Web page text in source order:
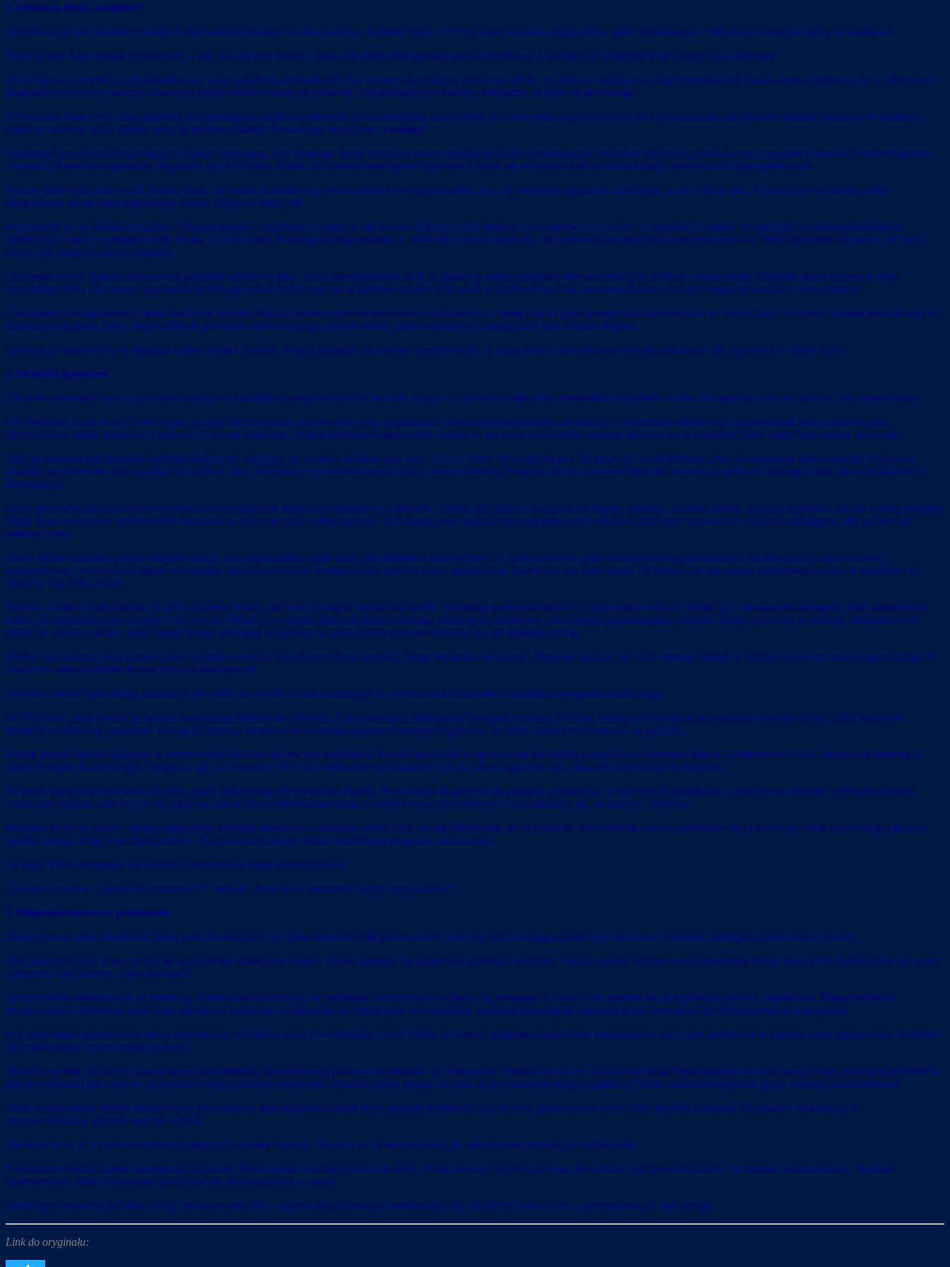
1. Odmowa bycia „frajerem”
Niewiele pojęć jest bardziej centralnych dla izraelskiej kultury niż idea niebycia „frajerem” (frier
, פראייר), której korzenie sięgają jidysz, gdzie określano tak osobę łatwowierną lub łatwą do oszukania.
Frajer to ktoś, kogo można wykorzystać – ktoś, kto ufa zbyt mocno, czeka zbyt długo albo pozwala innym decydować o swoim losie. Izraelczycy nie znoszą bycia frajerami.
Ten kulturowy instynkt został ukształtowany przez pokolenia doświadczeń. Raz za razem Izraelczycy przekonywali się, że obietnice składane na międzynarodowych forach często rozpływają się w zderzeniu z
geopolityczną rzeczywistością. Gwarancje bezpieczeństwa mogą się zmieniać. Administracje przychodzą i odchodzą. Sojusze się przesuwają.
W rezultacie Izraelczycy mają tendencję do postrzegania międzynarodowych porozumień jako użytecznych, lecz niewystarczających. Nawet jeśli porozumienie amerykańsko-irańskie tymczasowo zmniejszy
napięcia, niewielu Izraelczyków uzna, że problem zniknął. Zamiast tego będą pytać: co dalej?
Najbardziej prawdopodobną reakcją nie będzie rezygnacja, lecz adaptacja. Izrael niemal na pewno pogłębi działania wywiadowcze, rozbuduje zdolności cybernetyczne, przyspieszy innowacje technologiczne,
wzmocni partnerstwa regionalne i dopracuje opcje militarne. Każda luka pozostawiona przez dyplomację stanie się wyzwaniem do pokonania dzięki pomysłowości i przygotowaniu.
Pytanie, które zada sobie wielu Izraelczyków, nie będzie brzmiało, czy porozumienie rozwiązuje problem, lecz czy nie byliby głupcami, zakładając, że tak właśnie jest. A Izraelczycy od dziesięcioleci
udowadniają, że nie mają najmniejszej ochoty odgrywać takiej roli.
Przypomina mi się historia początków Żelaznej Kopuły, niegdyś uznawanej za cud światowej klasy, a dziś będącej czymś niemal oczywistym w izraelskich realiach. Na początku lat dziewięćdziesiątych
Mordechaj Josipow wyemigrował do Izraela z Uzbekistanu. Pewnego letniego poranka w 2004 roku czekał na kuzyna, który odwoził swojego wnuka do przedszkola w Sderot (kilometr od granicy ze Strefą
Gazy), gdy nagle doszło do eksplozji.
Uderzenie rakiety Hamasu pozostawiło pośrodku asfaltowej ulicy, przed przedszkolem Lilach, w dzielnicy niskiej zabudowy mieszkaniowej, lej wielkości dużej patelni. Odłamki metalu przeszyły ciała
trzyletniego Afika Zahaviego i jego matki Ruthie, gdy około ósmej rano szli w kierunku szkoły. Afik zmarł w drodze do szpitala, natomiast Ruthie przeżyła i mogła opowiedzieć swoją historię.
Czterdziestodziewięcioletni dziadek Ilanit oraz trzyletni Afik byli pierwszymi ofiarami rakiet wystrzelonych w stronę Izraela przez palestyńskich bojowników ze Strefy Gazy. Ich śmierć skłoniła izraelski rząd do
rozpoczęcia projektu, który doprowadził do powstania innowacyjnego systemu obrony przeciwrakietowej znanego dziś jako Żelazna Kopuła.
Izraelczycy odmówili bycia frajerami wobec działań Hamasu. Podjęli działania, by zmienić rzeczywistość, i z takim samym zdecydowaniem będą podchodzić do zagrożenia ze strony Iranu.
2. Izraelski optymizm
Dla osób z zewnątrz Izraelczycy często wydają się zaskakująco optymistyczni jak na ludzi żyjących w jednym z najbardziej niestabilnych regionów świata. Ich optymizm nie jest naiwny. Jest wypracowany.
Od 1948 roku Izrael stoczył wiele wojen, przyjął fale terroryzmu, przetrwał kryzysy gospodarcze, doświadczył dyplomatycznej izolacji i wielokrotnie mierzył się z zagrożeniami, które zdaniem wielu
obserwatorów mogły przytłoczyć państwo. A jednak Izrael trwa. Każde pokolenie Izraelczyków dorasta w otoczeniu przykładów pozornie niemożliwych przeszkód, które ostatecznie zostały pokonane.
Nikt nie uosabiał tego sposobu myślenia bardziej niż nieżyjący już wybitny izraelski mąż stanu Szimon Peres. W swojej książce No Room for Small Dreams („Nie ma miejsca na małe marzenia”) opisywał
izraelski optymizm nie jako myślenie życzeniowe, lecz jako praktyczny sposób mierzenia się z rzeczywistością. Wskazywał trzy kluczowe składniki: kreatywne myślenie, odwagę brania odpowiedzialności i
determinację.
Izrael narodził się dzięki niekonwencjonalnym rozwiązaniom niekonwencjonalnych problemów. Założyciele państwa odziedziczyli bagna, pustynie, skromne zasoby, wrogich sąsiadów i niemal zerowy margines
błędu. Konwencjonalne myślenie było luksusem, na który nie mogli sobie pozwolić. Gdy bagna pełne malarii zagrażały pierwszym osiedlom, pionierzy sprowadzili z Australii eukaliptusy, aby pochłaniały
nadmiar wody.
Nawet słynne izraelskie pojęcie balagan (trwały stan nieporządku) często służy jako inkubator kreatywności. W społeczeństwie, gdzie struktury bywają niedoskonałe, ludzie uczą się improwizować,
dostosowywać i wynajdywać nowe rozwiązania. Jeśli porozumienie dyplomatyczne stworzy nowe ograniczenia, Izraelczycy nie zaakceptują ich biernie. Zaczną szukać niekonwencjonalnych sposobów ich
obejścia. Tak było zawsze.
Izraelska kultura często zakłada, że jeśli coś trzeba zrobić, ktoś musi wystąpić naprzód i to zrobić. Tendencję tę można dostrzec w całym społeczeństwie. Widać ją w ekosystemie startupów, który niezmiennie
należy do najbardziej innowacyjnych na świecie. Widać ją w wojsku, gdzie od młodszych rangą oczekuje się inicjatywy, a nie ślepego przestrzegania procedur. Widać ją również w ruchach młodzieżowych,
takich jak izraelscy skauci, gdzie młodzi ludzie otrzymują wyjątkowo wysoki poziom odpowiedzialności już od najmłodszych lat.
Efektem jest kultura, która rzadko czeka na idealne warunki. Izraelczycy mogą narzekać. Mogą bez końca się spierać. Mogą nie zgadzać się co do strategii. Jednak w obliczu wyzwania zazwyczaj zakładają, że
ostateczna odpowiedzialność spoczywa na nich samych.
Niewiele historii lepiej oddaje izraelską wytrwałość niż wysiłki Peresa zmierzające do stworzenia fundamentów izraelskiego programu nuklearnego.
W 1956 roku, jako dyrektor generalny izraelskiego Ministerstwa Obrony, Peres pomagał koordynować kampanię synajską. Podczas spotkań z francuskimi urzędnikami dostrzegł okazję, którą większość
uznałaby za nierealną: przekonać Francję do pomocy Izraelowi w stworzeniu programu energetyki jądrowej. Ku jego zaskoczeniu Francuzi się zgodzili.
Jednak przekształcenie tej zgody w rzeczywistość okazało się znacznie trudniejsze. Projekt spotkał się ze sprzeciwem izraelskich przywódców, obawami Stanów Zjednoczonych oraz intensywną kontrolą ze
strony Związku Radzieckiego. Następnie, gdy we wrześniu 1957 roku ostateczne porozumienie było już na wyciągnięcie ręki, francuski rząd zaczął się rozpadać.
Po latach negocjacji brakowało już tylko zgody politycznego kierownictwa Francji. Peres biegał od gabinetu do gabinetu, przekonując sceptycznych urzędników i gorączkowo zbierając niezbędne podpisy,
zanim rząd upadnie. Gdy kryzys się pogłębiał, nawet Dawid Ben Gurion uznał, że misja Peresa najprawdopodobniej zakończy się „na niczym”. Mylił się.
Peresowi udało się zdobyć zgodę ustępującego premiera dosłownie w ostatniej chwili. Chociaż rząd faktycznie już się rozpadał, porozumienie celowo podpisano i opatrzono datą z dnia poprzedzającego jego
upadek, torując drogę francuskiej pomocy. Tym podpisem zasiano ziarno izraelskiego programu nuklearnego.
Po latach Peres wspominał ten epizod z charakterystycznym pragmatyzmem:
„Ta data czy tamta – jakie to ma znaczenie?” – mówił. „Jakie ma to znaczenie między przyjaciółmi?”
3. Błogosławieństwo w przebraniu
Istnieje jeszcze jedna możliwość, którą wielu Izraelczyków po cichu dostrzeże: jeśli porozumienie okaże się rozczarowujące, może ono ostatecznie wzmocnić strategiczną niezależność Izraela.
Przez dziesięciolecia Izrael cieszył się wyjątkowym wsparciem Stanów Zjednoczonych. To partnerstwo pozostaje bezcenne. Jednak ostatnie wydarzenia przypomniały lekcję, którą wielu Izraelczyków już znało:
sojusznicy mają interesy, a nie obowiązki.
Amerykańskie administracje się zmieniają. Amerykańskie priorytety się zmieniają. Amerykańscy wyborcy się zmieniają. A wraz z nimi zmienia się amerykańska polityka zagraniczna. Długoterminowe
bezpieczeństwo Izraela nie może więc opierać się wyłącznie na założeniu, że Waszyngton zawsze będzie podzielał postrzeganie zagrożeń przez Jerozolimę lub jej harmonogram strategiczny.
Rozczarowujące porozumienie może przyspieszyć wysiłki na rzecz dywersyfikacji relacji Izraela na świecie, pogłębiania partnerstw regionalnych, rozwijania niezależnych zdolności oraz ograniczania zależności
od pojedynczego zagranicznego partnera.
Historia sugeruje, że okresy strategicznego dyskomfortu często zmuszają państwa do stawania się silniejszymi. Historia Izraela, być może bardziej niż historia jakiegokolwiek innego kraju, pełna jest przykładów,
gdy przeciwności losu stawały się nieoczekiwanym źródłem odporności. Paradoks może polegać na tym, że porozumienie mające ograniczyć Izrael ostatecznie popchnie go ku większej samodzielności.
Wielu obserwatorów będzie interpretować porozumienie amerykańsko-irańskie przez pryzmat dyplomacji. Izraelczycy spojrzą na nie raczej przez pryzmat adaptacji. Od pokoleń funkcjonują w
rzeczywistościach, których sami nie wybrali.
Nie oznacza to, że z zadowoleniem przyjmują niekorzystne rezultaty. Oznacza to, że nie pozwalają, by niekorzystne rezultaty ich definiowały.
Porozumienie może zmienić strategiczny krajobraz. Może opóźnić realizację pewnych celów. Może stworzyć nowe wyzwania. Jest jednak mało prawdopodobne, by zmieniło fundamentalny charakter
społeczeństwa, które wielokrotnie przekształcało niepowodzenia w szanse.
Izraelczycy nie należą do ludzi, którzy użalają się nad sobą – najprawdopodobniej już zastanawiają się, jak zdobyć irański uran, a przynajmniej od tego zacząć.
Link do oryginału: